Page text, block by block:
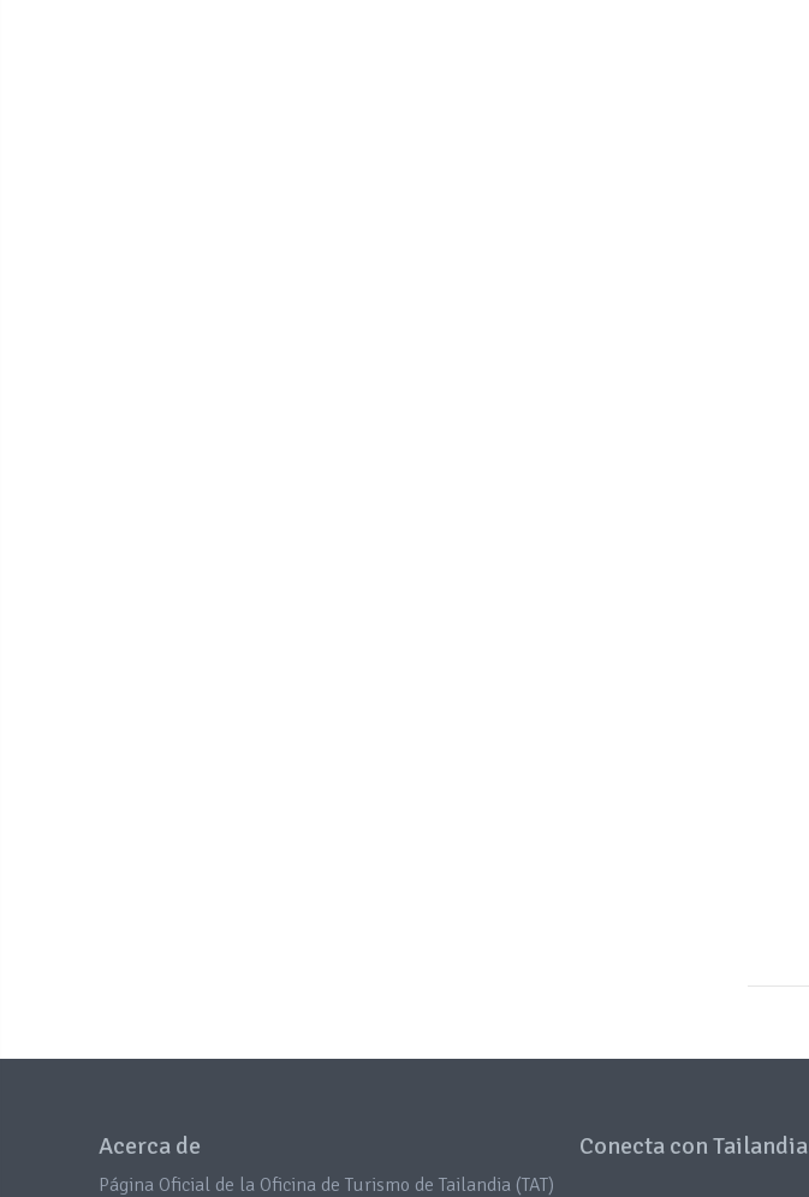
Acerca de
Página Oficial de la Oficina de Turismo de Tailandia (TAT)
Conecta con Tailandia